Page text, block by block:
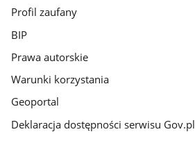
Profil zaufany
BIP
Prawa autorskie
Warunki korzystania
Geoportal
Deklaracja dostępności serwisu Gov.pl